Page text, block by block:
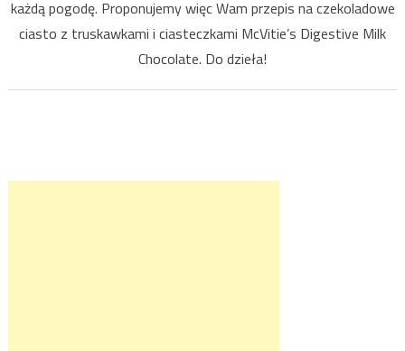
każdą pogodę. Proponujemy więc Wam przepis na czekoladowe
ciasto z truskawkami i ciasteczkami McVitie’s Digestive Milk
Chocolate. Do dzieła!